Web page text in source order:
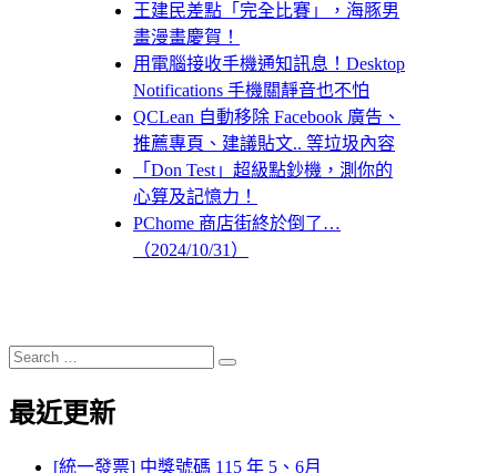
王建民差點「完全比賽」，海豚男
畫漫畫慶賀！
用電腦接收手機通知訊息！Desktop
Notifications 手機關靜音也不怕
QCLean 自動移除 Facebook 廣告、
推薦專頁、建議貼文.. 等垃圾內容
「Don Test」超級點鈔機，測你的
心算及記憶力！
PChome 商店街終於倒了…
（2024/10/31）
Search
for:
Search
最近更新
[統一發票] 中獎號碼 115 年 5、6月